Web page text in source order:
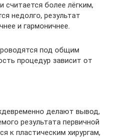
считается более лёгким,
недолго, результат
и гармоничнее.
под общим
процедур зависит от
делают вывод,
результата первичной
к пластическим хирургам,